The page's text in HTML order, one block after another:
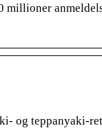
millioner
og teppanyaki-